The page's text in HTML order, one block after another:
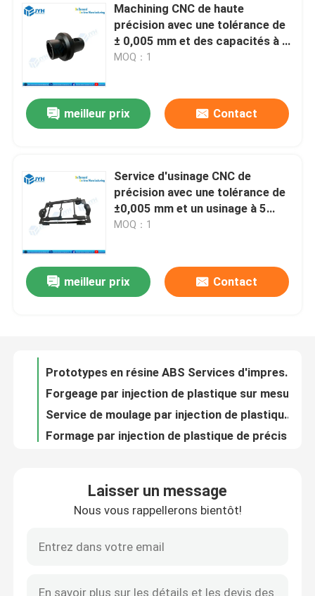
Maison
Services
Exposition de VR
Visite d'usine
Contrôle de qualité
Cas
Demandez une citation
Machining CNC de haute
précision avec une tolérance de
± 0,005 mm et des capacités à 5
axes pour un prototypage rapide
MOQ：1
meilleur prix Contact
Service d'usinage CNC de
précision avec une tolérance de
±0,005 mm et un usinage à 5
axes pour le prototype jusqu'à la
MOQ：1
meilleur prix Contact
Service d'impression de prototypes personnalisé ABS pour les pièces d'impression SLS SLA
1000000 coups de feu Service de moulage par injection de plastique Polonais Moulage de plastique médical ISO9001
1000-2000 tirages Coulée sous vide Prototypage rapide Production à faible volume
Laisser un message
Nous vous rappellerons bientôt!